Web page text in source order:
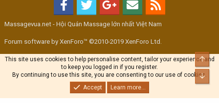
Massagevua.net - Hội Quán Massage lớn nhất Việt Nam
Forum software by XenForo™ ©2010-2019 XenForo Ltd.
This site uses cookies to help personalise content, tailor your experience and
to keep you logged in if you register.
By continuing to use this site, you are consenting to our use of cookies.
Accept
Learn more...
Top